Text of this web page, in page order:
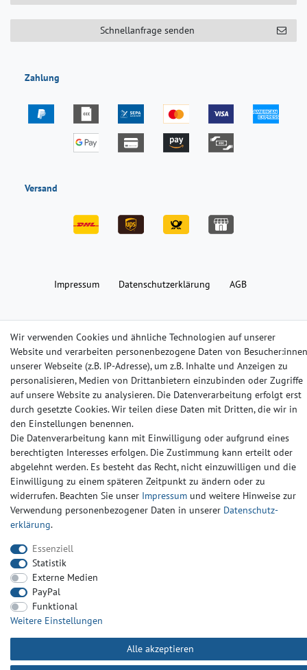
Schnellanfrage senden
Zahlung
Versand
Impressum Daten­schutz­erklärung AGB
Wir verwenden Cookies und ähnliche Technologien auf unserer
Website und verarbeiten personenbezogene Daten von Besucher:innen
unserer Webseite (z.B. IP-Adresse), um z.B. Inhalte und Anzeigen zu
personalisieren, Medien von Drittanbietern einzubinden oder Zugriffe
auf unsere Website zu analysieren. Die Datenverarbeitung erfolgt erst
durch gesetzte Cookies. Wir teilen diese Daten mit Dritten, die wir in
den Einstellungen benennen.
Die Datenverarbeitung kann mit Einwilligung oder aufgrund eines
berechtigten Interesses erfolgen. Die Zustimmung kann erteilt oder
abgelehnt werden. Es besteht das Recht, nicht einzuwilligen und die
Einwilligung zu einem späteren Zeitpunkt zu ändern oder zu
widerrufen. Beachten Sie unser Impressum und weitere Hinweise zur
Verwendung personenbezogener Daten in unserer Daten­schutz­
erklärung.
Essenziell
Statistik
Externe Medien
PayPal
Funktional
Weitere Einstellungen
Alle akzeptieren
© Copyright 2024-2025 | Alle Rechte vorbehalten.
Widerrufs­recht Widerrufs­formular Impressum
Daten­schutz­erklärung AGB Kontakt